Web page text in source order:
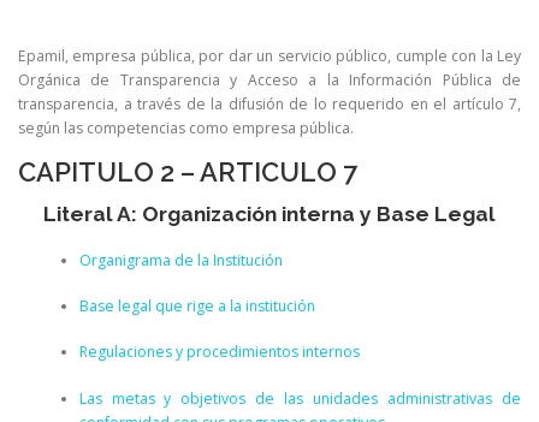
GESTIÓN OPERATIVA CAMPAÑAS
Epamil, empresa pública, por dar un servicio público, cumple con la Ley
Orgánica de Transparencia y Acceso a la Información Pública de
transparencia, a través de la difusión de lo requerido en el artículo 7,
según las competencias como empresa pública.
CAPITULO 2 – ARTICULO 7
Literal A: Organización interna y Base Legal
Organigrama de la Institución
Base legal que rige a la institución
Regulaciones y procedimientos internos
Las metas y objetivos de las unidades administrativas de